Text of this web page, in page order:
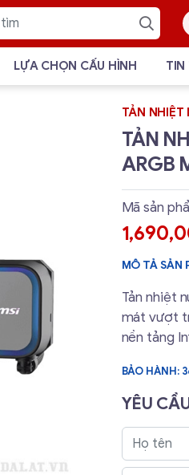
LỰA CHỌN CẤU HÌNH TIN
TẢN NHIỆT
TẢN
ARGB
Mã sản
MÔ TẢ SẢN
Tản nhiệt
mát vượt
nền tảng
BẢO HÀNH:
YÊU